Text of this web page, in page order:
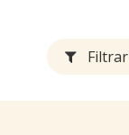
Filtrar